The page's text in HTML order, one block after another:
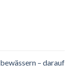
– darauf